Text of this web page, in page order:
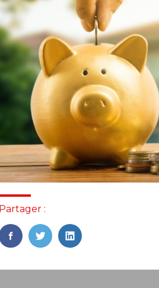
Partager :
FaceBook
TwitterLinkedIn